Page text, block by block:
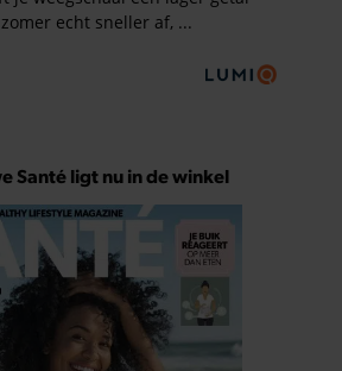
Santé ligt nu in de winkel